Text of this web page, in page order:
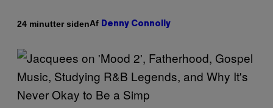
24 minutter sidenAf Denny Connolly